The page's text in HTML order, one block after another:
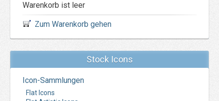
Warenkorb ist leer
Zum Warenkorb gehen
Stock Icons
Icon-Sammlungen
Flat Icons